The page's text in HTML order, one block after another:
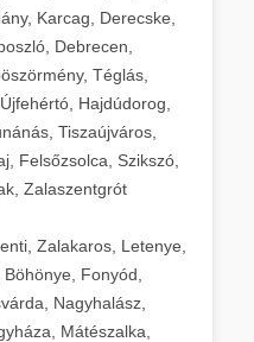
Karcag, Derecske,
Debrecen,
Téglás,
Hajdúdorog,
Tiszaújváros,
Felsőzsolca, Szikszó,
Zalaszentgrót
Zalakaros, Letenye,
Fonyód,
Nagyhalász,
Mátészalka,